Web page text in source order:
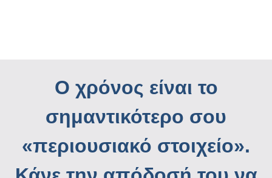
Ο χρόνος είναι το
σημαντικότερο σου
«περιουσιακό στοιχείο».